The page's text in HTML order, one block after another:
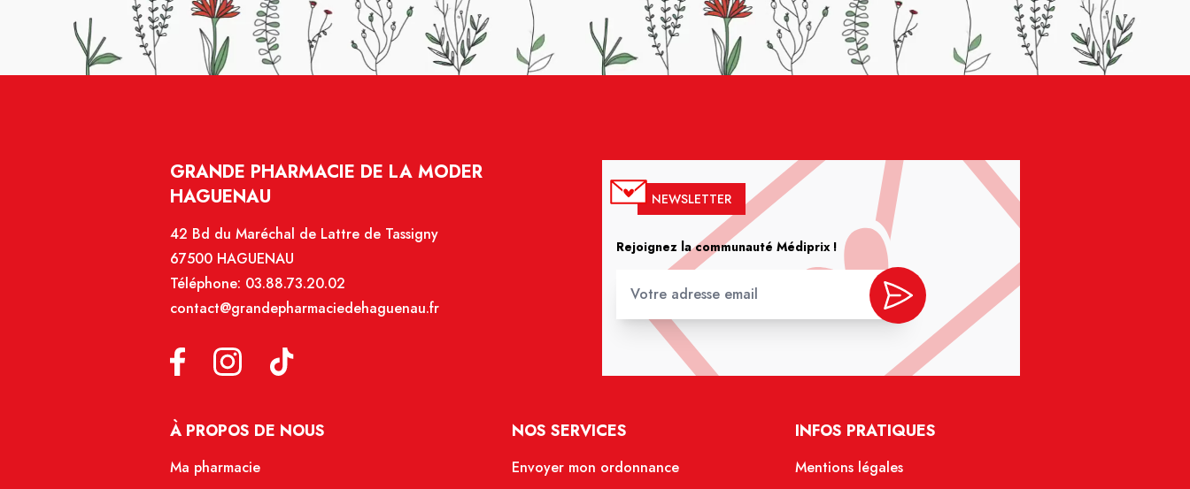
GRANDE PHARMACIE DE LA MODER
HAGUENAU
42 Bd du Maréchal de Lattre de Tassigny
67500 HAGUENAU
Téléphone: 03.88.73.20.02
contact@grandepharmaciedehaguenau.fr
NEWSLETTER
Rejoignez la communauté Médiprix !
À PROPOS DE NOUS
Ma pharmacie
NOS SERVICES
Envoyer mon ordonnance
INFOS PRATIQUES
Mentions légales